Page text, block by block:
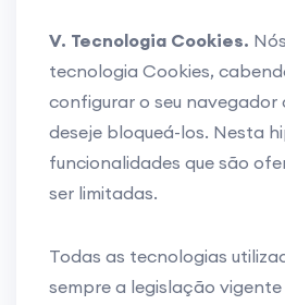
V. Tecnologia Cookies.
tecnologia Cookies,
configurar o seu
deseje bloqueá-los. Nesta
funcionalidades que são
ser limitadas.
Todas as tecnologias
sempre a legislação